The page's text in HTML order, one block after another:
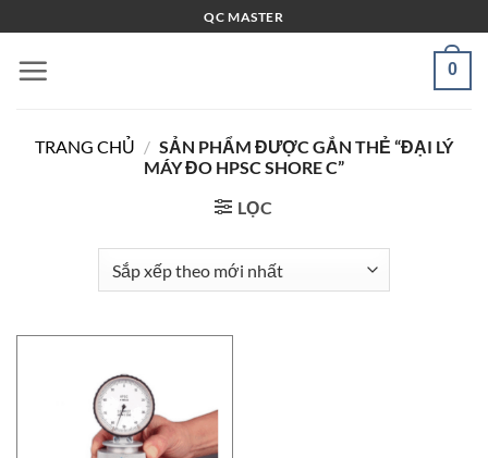
qua
nội
QC MASTER
0
TRANG CHỦ / SẢN PHẨM ĐƯỢC GẮN THẺ “ĐẠI LÝ
MÁY ĐO HPSC SHORE C”
LỌC